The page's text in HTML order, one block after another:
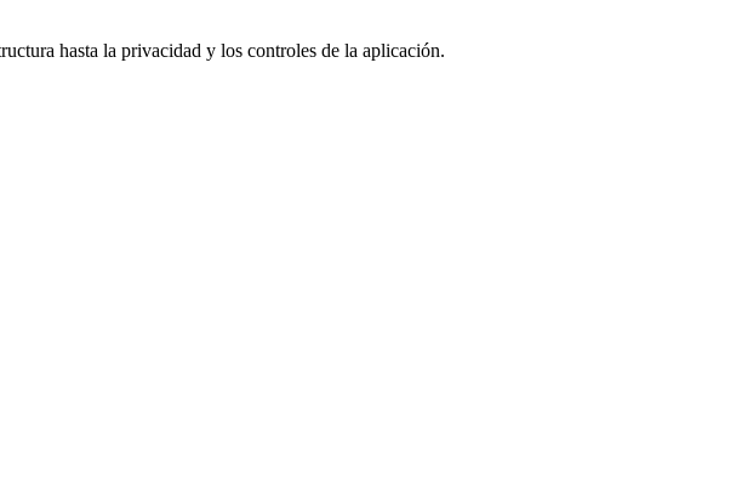
hasta la privacidad y los controles de la aplicación.